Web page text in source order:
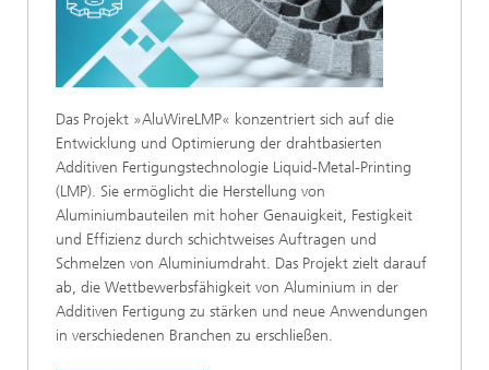
Das Projekt »AluWireLMP« konzentriert sich auf die
Entwicklung und Optimierung der drahtbasierten
Additiven Fertigungstechnologie Liquid-Metal-Printing
(LMP). Sie ermöglicht die Herstellung von
Aluminiumbauteilen mit hoher Genauigkeit, Festigkeit
und Effizienz durch schichtweises Auftragen und
Schmelzen von Aluminiumdraht. Das Projekt zielt darauf
ab, die Wettbewerbsfähigkeit von Aluminium in der
Additiven Fertigung zu stärken und neue Anwendungen
in verschiedenen Branchen zu erschließen.